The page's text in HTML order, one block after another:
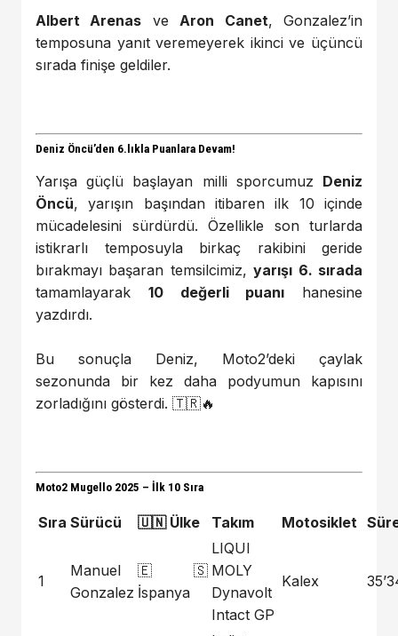
Albert Arenas ve Aron Canet, Gonzalez’in
temposuna yanıt veremeyerek ikinci ve üçüncü
sırada finişe geldiler.
Deniz Öncü’den 6.lıkla Puanlara Devam!
Yarışa güçlü başlayan milli sporcumuz Deniz
Öncü, yarışın başından itibaren ilk 10 içinde
mücadelesini sürdürdü. Özellikle son turlarda
istikrarlı temposuyla birkaç rakibini geride
bırakmayı başaran temsilcimiz,yarışı 6. sırada
tamamlayarak 10 değerli puanı hanesine
yazdırdı.
Bu sonuçla Deniz, Moto2’deki çaylak
sezonunda bir kez daha podyumun kapısını
zorladığını gösterdi. 🇹🇷🔥
Moto2 Mugello 2025 – İlk 10 Sıra
Sıra Sürücü 🇺🇳 Ülke Takım Motosiklet
1
Manuel
Gonzalez
🇪🇸
İspanya
LIQUI
MOLY
Dynavolt
Intact GP
Kalex